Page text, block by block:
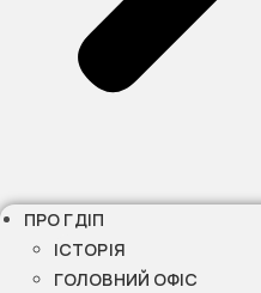
ПРО ГДІП
ІСТОРІЯ
ГОЛОВНИЙ ОФІС